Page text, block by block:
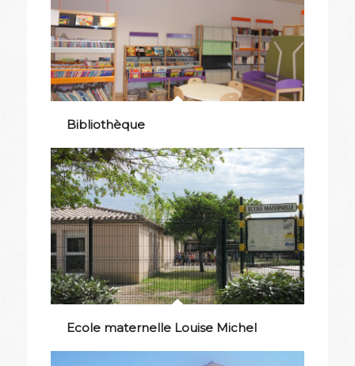
Bibliothèque
Ecole maternelle Louise Michel